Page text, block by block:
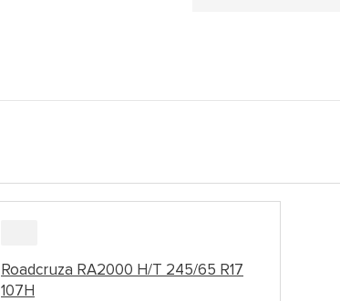
Roadcruza RA2000 H/T 245/65 R17
107H